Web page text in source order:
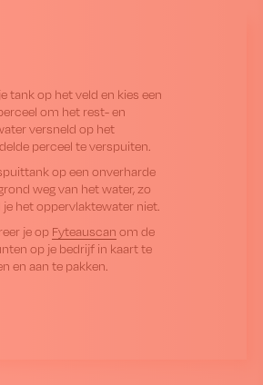
tank op het veld en kies een
om het rest- en
versneld op het
perceel te verspuiten.
op een onverharde
weg van het water, zo
je het oppervlaktewater niet.
je op Fyteauscan om de
op je bedrijf in kaart te
en aan te pakken.